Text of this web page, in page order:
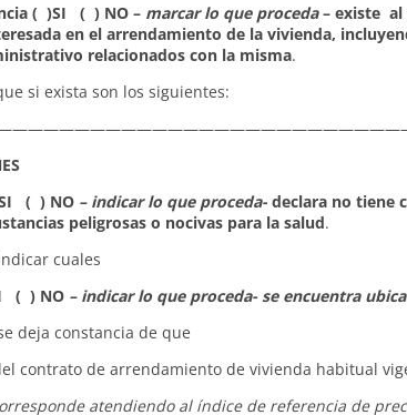
( )SI ( ) NO – marcar lo que proceda– existe al
en el arrendamiento de la vivienda,
relacionados con la misma.
si exista son los siguientes:
( ) NO – indicar lo que proceda-declara no tiene
peligrosas o nocivas para la salud.
cuales
( ) NO – indicar lo que proceda- se encuentra
deja constancia de que
contrato de arrendamiento de vivienda habitual
atendiendo al índice de referencia de